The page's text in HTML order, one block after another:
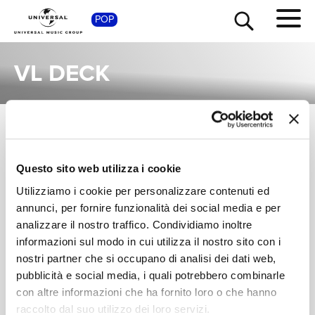
Questo sito web utilizza i cookie
Utilizziamo i cookie per personalizzare contenuti ed
annunci, per fornire funzionalità dei social media e per
analizzare il nostro traffico. Condividiamo inoltre
informazioni sul modo in cui utilizza il nostro sito con i
nostri partner che si occupano di analisi dei dati web,
pubblicità e social media, i quali potrebbero combinarle
con altre informazioni che ha fornito loro o che hanno
raccolto dal suo utilizzo dei loro servizi.
POP
VL DECK
I singoli più rappresentativi di VL Deck, tra successi storici e nuove uscite.
VL DECK, 21 SAVAGE
Stash It
Digitale
SHOP
TOUR
NEWS
RICERCA
CHI SIAMO
CONTATTI